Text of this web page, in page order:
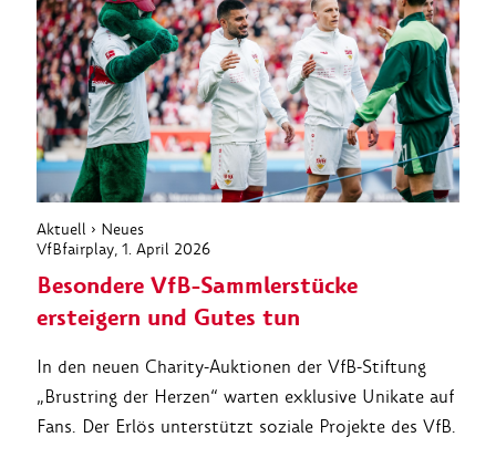
Aktuell › Neues
VfBfairplay, 1. April 2026
Besondere VfB-Sammlerstücke
ersteigern und Gutes tun
In den neuen Charity-Auktionen der VfB-Stiftung
„Brustring der Herzen“ warten exklusive Unikate auf
Fans. Der Erlös unterstützt soziale Projekte des VfB.